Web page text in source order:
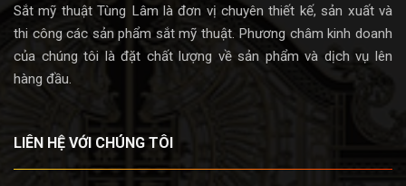
Sắt mỹ thuật Tùng Lâm là đơn vị chuyên thiết kế, sản xuất và
thi công các sản phẩm sắt mỹ thuật. Phương châm kinh doanh
của chúng tôi là đặt chất lượng về sản phẩm và dịch vụ lên
hàng đầu.
LIÊN HỆ VỚI CHÚNG TÔI